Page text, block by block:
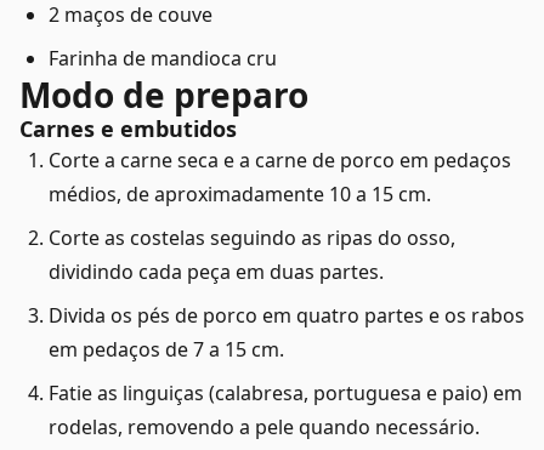
2 maços de couve
Farinha de mandioca cru
Modo de preparo
Carnes e embutidos
Corte a carne seca e a carne de porco em pedaços
médios, de aproximadamente 10 a 15 cm.
Corte as costelas seguindo as ripas do osso,
dividindo cada peça em duas partes.
Divida os pés de porco em quatro partes e os rabos
em pedaços de 7 a 15 cm.
Fatie as linguiças (calabresa, portuguesa e paio) em
rodelas, removendo a pele quando necessário.